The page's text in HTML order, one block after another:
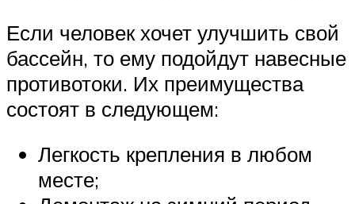
Если человек хочет улучшить свой
бассейн, то ему подойдут навесные
противотоки. Их преимущества
состоят в следующем:
Легкость крепления в любом
месте;